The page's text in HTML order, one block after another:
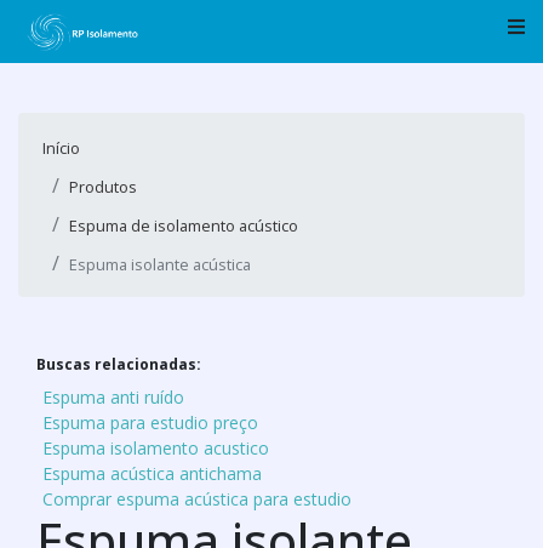
Início
Produtos
Espuma de isolamento acústico
Espuma isolante acústica
Buscas relacionadas:
Espuma anti ruído
Espuma para estudio preço
Espuma isolamento acustico
Espuma acústica antichama
Comprar espuma acústica para estudio